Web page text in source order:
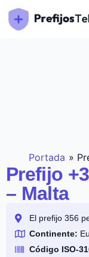
Portada »
Prefijo
– Malta
El prefijo 356
Continente:
Código ISO-